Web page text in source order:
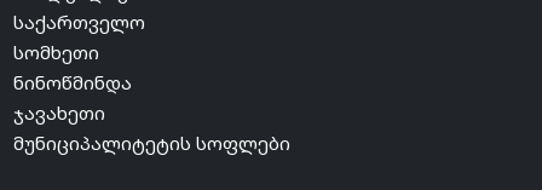
საქართველო
სომხეთი
ნინოწმინდა
ჯავახეთი
მუნიციპალიტეტის სოფლები